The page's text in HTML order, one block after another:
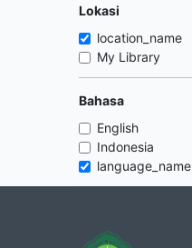
Lokasi
location_name
My Library
Bahasa
English
Indonesia
language_name